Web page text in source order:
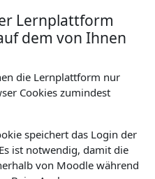
Lernplattform
dem von Ihnen
die Lernplattform nur
Cookies zumindest
speichert das Login der
ist notwendig, damit die
von Moodle während